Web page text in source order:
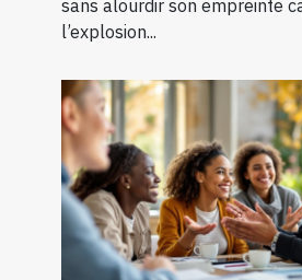
sans alourdir son empreinte
l’explosion...